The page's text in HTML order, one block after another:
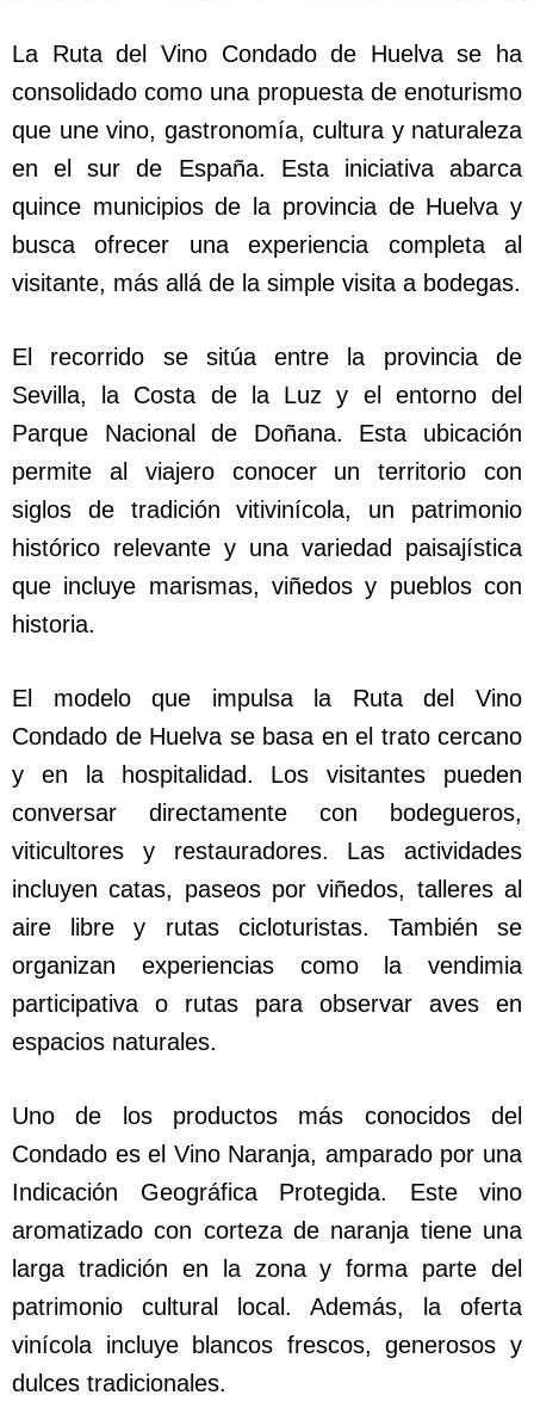
La Ruta del Vino Condado de Huelva se ha
consolidado como una propuesta de enoturismo
que une vino, gastronomía, cultura y naturaleza
en el sur de España. Esta iniciativa abarca
quince municipios de la provincia de Huelva y
busca ofrecer una experiencia completa al
visitante, más allá de la simple visita a bodegas.
El recorrido se sitúa entre la provincia de
Sevilla, la Costa de la Luz y el entorno del
Parque Nacional de Doñana. Esta ubicación
permite al viajero conocer un territorio con
siglos de tradición vitivinícola, un patrimonio
histórico relevante y una variedad paisajística
que incluye marismas, viñedos y pueblos con
historia.
El modelo que impulsa la Ruta del Vino
Condado de Huelva se basa en el trato cercano
y en la hospitalidad. Los visitantes pueden
conversar directamente con bodegueros,
viticultores y restauradores. Las actividades
incluyen catas, paseos por viñedos, talleres al
aire libre y rutas cicloturistas. También se
organizan experiencias como la vendimia
participativa o rutas para observar aves en
espacios naturales.
Uno de los productos más conocidos del
Condado es el Vino Naranja, amparado por una
Indicación Geográfica Protegida. Este vino
aromatizado con corteza de naranja tiene una
larga tradición en la zona y forma parte del
patrimonio cultural local. Además, la oferta
vinícola incluye blancos frescos, generosos y
dulces tradicionales.